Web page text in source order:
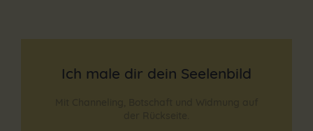
Ich male dir dein Seelenbild